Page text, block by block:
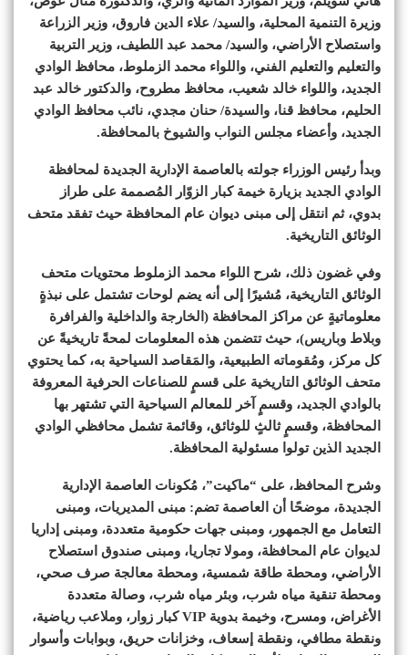
وزيرة التنمية المحلية، والسيد/ علاء الدين فاروق، وزير الزراعة
واستصلاح الأراضي، والسيد/ محمد عبد اللطيف، وزير التربية
والتعليم والتعليم الفني، واللواء محمد الزملوط، محافظ الوادي
الجديد، واللواء خالد شعيب، محافظ مطروح، والدكتور خالد عبد
الحليم، محافظ قنا، والسيدة/ حنان مجدي، نائب محافظ الوادي
الجديد، وأعضاء مجلس النواب والشيوخ بالمحافظة.
وبدأ رئيس الوزراء جولته بالعاصمة الإدارية الجديدة لمحافظة
الوادي الجديد بزيارة خيمة كبار الزوّار المُصممة على طراز
بدوي، ثم انتقل إلى مبنى ديوان عام المحافظة حيث تفقد متحف
الوثائق التاريخية.
وفي غضون ذلك، شرح اللواء محمد الزملوط محتويات متحف
الوثائق التاريخية، مُشيرًا إلى أنه يضم لوحات تشتمل على نبذةٍ
معلوماتيةٍ عن مراكز المحافظة (الخارجة والداخلية والفرافرة
وبلاط وباريس)، حيث تتضمن هذه المعلومات لمحةً تاريخيةً عن
كل مركز، ومُقوماته الطبيعية، والمَقاصد السياحية به، كما يحتوي
متحف الوثائق التاريخية على قسمٍ للصناعات الحرفية المعروفة
بالوادي الجديد، وقسمٍ آخر للمعالم السياحية التي تشتهر بها
المحافظة، وقسمٍ ثالثٍ للوثائق، وقائمة تشمل محافظي الوادي
الجديد الذين تولوا مسئولية المحافظة.
وشرح المحافظ، على “ماكيت”، مُكونات العاصمة الإدارية
الجديدة، موضحًا أن العاصمة تضم: مبنى المديريات، ومبنى
التعامل مع الجمهور، ومبنى جهات حكومية متعددة، ومبنى إداريا
لديوان عام المحافظة، ومولا تجاريا، ومبنى صندوق استصلاح
الأراضي، ومحطة طاقة شمسية، ومحطة معالجة صرف صحي،
ومحطة تنقية مياه شرب، وبئر مياه شرب، وصالة متعددة
الأغراض، ومسرح، وخيمة بدوية VIP كبار زوار، وملاعب رياضية،
ونقطة مطافي، ونقطة إسعاف، وخزانات حريق، وبوابات وأسوار